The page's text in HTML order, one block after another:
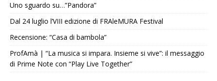
Uno sguardo su…”Pandora”
Dal 24 luglio l’VIII edizione di FRAleMURA Festival
Recensione: “Casa di bambola”
ProfAmà | “La musica si impara. Insieme si vive”: il messaggio
di Prime Note con “Play Live Together”